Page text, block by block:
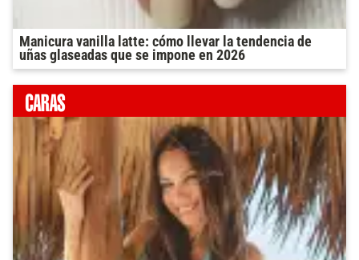
Manicura vanilla latte: cómo llevar la tendencia de
uñas glaseadas que se impone en 2026